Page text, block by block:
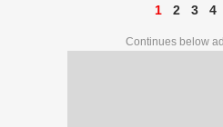
1 2 3 4
Continues below